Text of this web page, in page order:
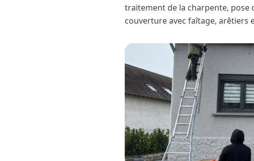
traitement de la charpente, pose
couverture avec faîtage, arêtiers